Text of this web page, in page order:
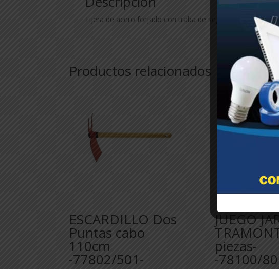
Tijera de acero forjado con traba de seguridad y mango
Productos relacionados
ESCARDILLO Dos
Puntas cabo
110cm
-77802/501-
JUEGO
piezas-
-78100/